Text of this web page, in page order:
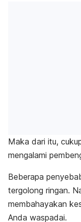
Maka dari itu,
mengalami
Beberapa
tergolong ringan.
membahayakan
Anda waspadai.